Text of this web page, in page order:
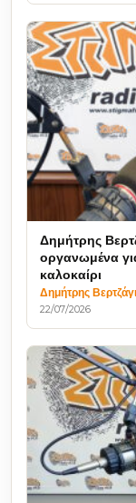
Δημήτρης
οργανωμένα
καλοκαίρι
Δημήτρης
22/07/2026